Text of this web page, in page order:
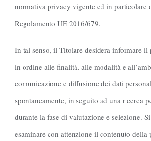
normativa privacy vigente ed in particolare
Regolamento UE 2016/679.
In tal senso, il Titolare desidera informare il
in ordine alle finalità, alle modalità e
comunicazione e diffusione dei dati
spontaneamente, in seguito ad una ricerca
durante la fase di valutazione e selezione.
esaminare con attenzione il contenuto della